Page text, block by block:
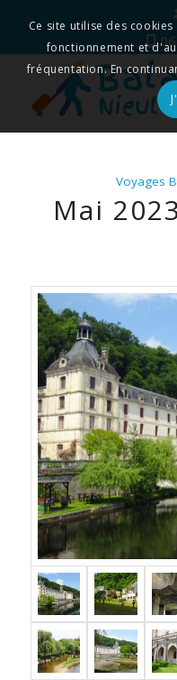
06
Voyages
Mai
Ce site utilise des
fonctionnement et
fréquentation. En